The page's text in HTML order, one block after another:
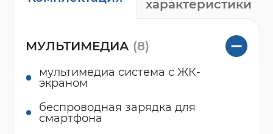
характеристики
МУЛЬТИМЕДИА (8)
мультимедиа система с ЖК-
экраном
беспроводная зарядка для
смартфона